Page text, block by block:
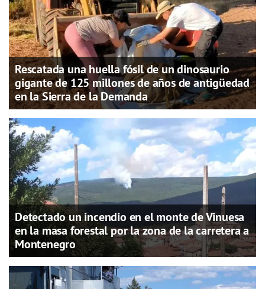
Rescatada una huella fósil de un dinosaurio
gigante de 125 millones de años de antigüedad
en la Sierra de la Demanda
Detectado un incendio en el monte de Vinuesa
en la masa forestal por la zona de la carretera a
Montenegro